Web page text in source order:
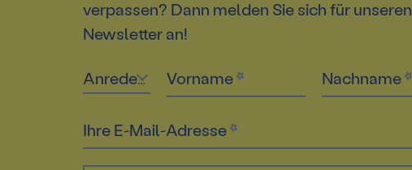
verpassen? Dann melden Sie sich für unseren
Newsletter an!
Anrede Vorname Nachname
Ihre E-Mail-Adresse